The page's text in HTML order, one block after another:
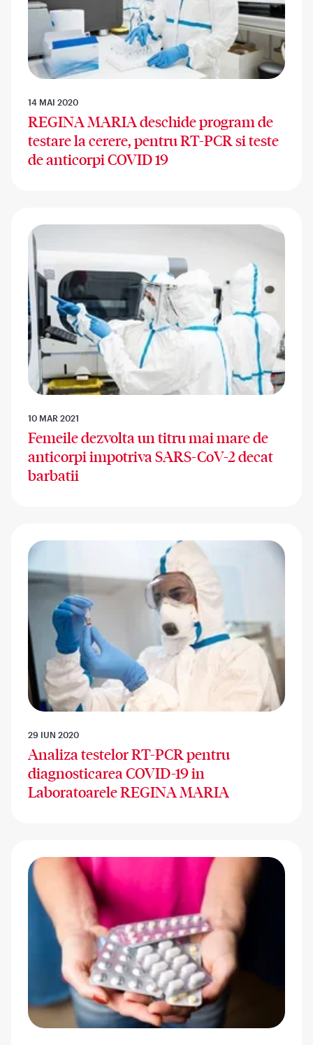
14 MAI 2020
REGINA MARIA deschide program de
testare la cerere, pentru RT-PCR si teste
de anticorpi COVID 19
10 MAR 2021
Femeile dezvolta un titru mai mare de
anticorpi impotriva SARS-CoV-2 decat
barbatii
29 IUN 2020
Analiza testelor RT-PCR pentru
diagnosticarea COVID-19 in
Laboratoarele REGINA MARIA